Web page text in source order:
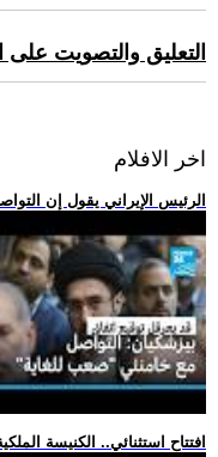
التعليق والتصويت
اخر الافلام
.. الرئيس الإيراني يقول إن
.. افتتاح استثنائي.. الكنيسة